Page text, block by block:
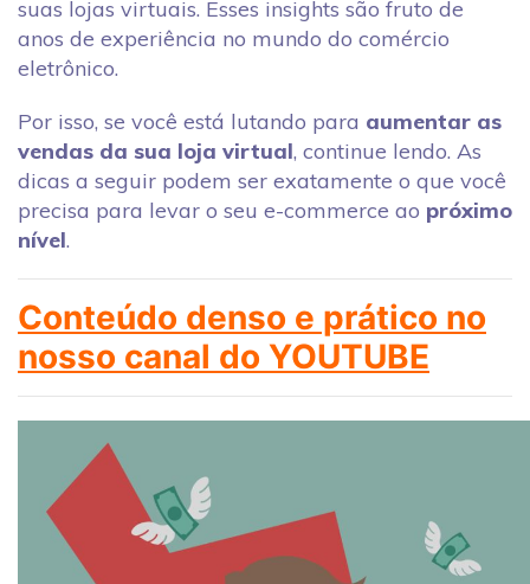
suas lojas virtuais. Esses insights são fruto de
anos de experiência no mundo do comércio
eletrônico.
Por isso, se você está lutando para aumentar as
vendas da sua loja virtual, continue lendo. As
dicas a seguir podem ser exatamente o que você
precisa para levar o seu e-commerce ao próximo
nível.
Conteúdo denso e prático no
nosso canal do YOUTUBE